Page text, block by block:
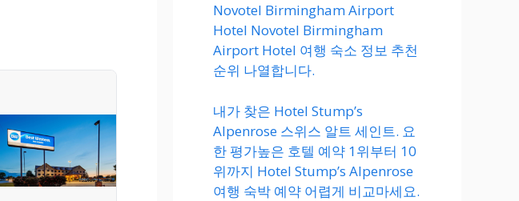
Novotel Birmingham Airport
Hotel Novotel Birmingham
Airport Hotel 여행 숙소 정보 추천
순위 나열합니다.
내가 찾은 Hotel Stump’s
Alpenrose 스위스 알트 세인트. 요
한 평가높은 호텔 예약 1위부터 10
위까지 Hotel Stump’s Alpenrose
여행 숙박 예약 어렵게 비교마세요.